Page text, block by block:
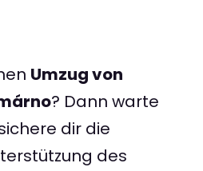
Umzug von
? Dann warte
dir die
des